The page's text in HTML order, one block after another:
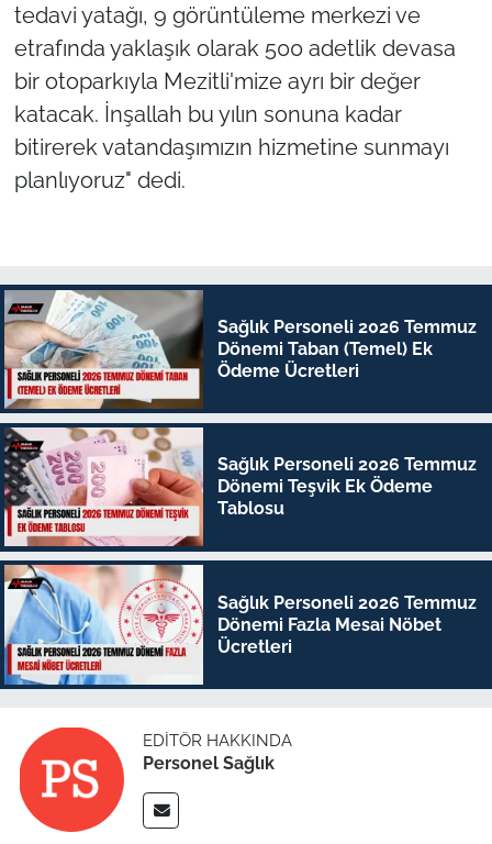
tedavi yatağı, 9 görüntüleme merkezi ve
etrafında yaklaşık olarak 500 adetlik devasa
bir otoparkıyla Mezitli'mize ayrı bir değer
katacak. İnşallah bu yılın sonuna kadar
bitirerek vatandaşımızın hizmetine sunmayı
planlıyoruz" dedi.
Sağlık Personeli 2026 Temmuz
Dönemi Taban (Temel) Ek
Ödeme Ücretleri
Sağlık Personeli 2026 Temmuz
Dönemi Teşvik Ek Ödeme
Tablosu
Sağlık Personeli 2026 Temmuz
Dönemi Fazla Mesai Nöbet
Ücretleri
EDITÖR HAKKINDA
Personel Sağlık